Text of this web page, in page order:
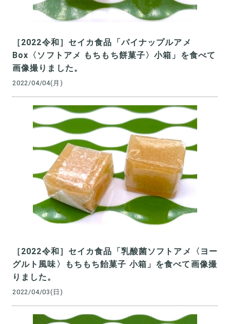
［2022令和］セイカ食品「パイナップルアメ
Box〈ソフトアメ もちもち餅菓子〉小箱」を食べて
画像撮りました。
2022/04/04(月)
［2022令和］セイカ食品「乳酸菌ソフトアメ〈ヨー
グルト風味〉もちもち飴菓子 小箱」を食べて画像撮
りました。
2022/04/03(日)